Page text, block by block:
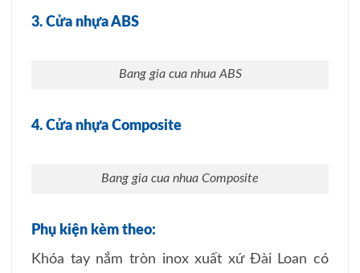
3. Cửa nhựa ABS
Bang gia cua nhua ABS
4. Cửa nhựa Composite
Bang gia cua nhua Composite
Phụ kiện kèm theo:
Khóa tay nắm tròn inox xuất xứ Đài Loan có